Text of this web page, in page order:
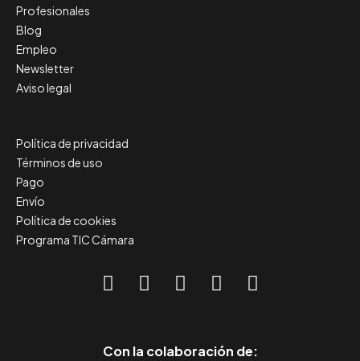
Profesionales
Blog
Empleo
Newsletter
Aviso legal
Política de privacidad
Términos de uso
Pago
Envío
Política de cookies
Programa TIC Cámara
Con la colaboración de: